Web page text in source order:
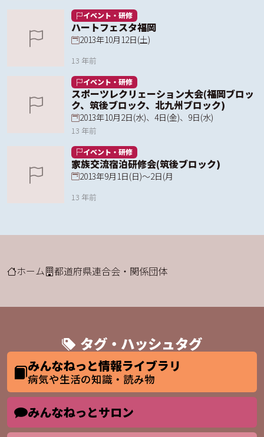
イベント・研修
ハートフェスタ福岡
2013年10月12日(土)
13 年前
イベント・研修
スポーツレクリェーション大会(福岡ブロッ
ク、筑後ブロック、北九州ブロック)
2013年10月2日(水)、4日(金)、9日(水)
13 年前
イベント・研修
家族交流宿泊研修会(筑後ブロック)
2013年9月1日(日)～2日(月
13 年前
ホーム 都道府県連合会・関係団体
タグ・ハッシュタグ
みんなねっと情報ライブラリ
病気や生活の知識・読み物
みんなねっとサロン